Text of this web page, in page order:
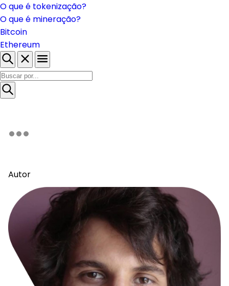
O que é tokenização?
O que é mineração?
Bitcoin
Ethereum
Autor